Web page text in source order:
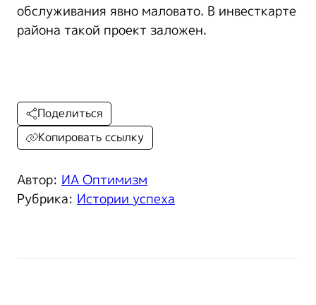
обслуживания явно маловато. В инвесткарте
района такой проект заложен.
Автор: ИА Оптимизм
Рубрика: Истории успеха
Поделиться
Копировать ссылку